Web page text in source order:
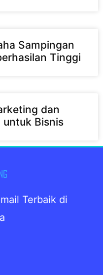
Sampingan
Tinggi
dan
untuk Bisnis
Terbaik di